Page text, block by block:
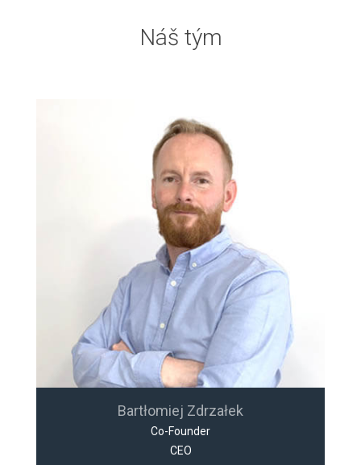
Náš tým
Bartłomiej Zdrzałek
Co-Founder
CEO